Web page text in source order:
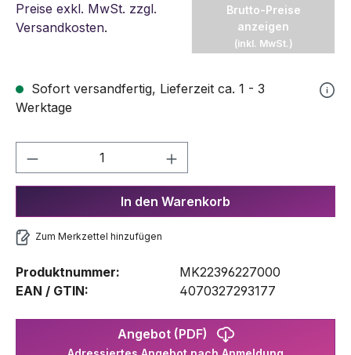
Preise exkl. MwSt. zzgl.
Versandkosten.
Brutto-Preise
anzeigen
(inkl. MwSt.)
Sofort versandfertig, Lieferzeit ca. 1 - 3
Werktage
Produkt Anzahl: Gib den
In den Warenkorb
Zum Merkzettel hinzufügen
Produktnummer:
MK22396227000
EAN / GTIN:
4070327293177
Angebot (PDF)